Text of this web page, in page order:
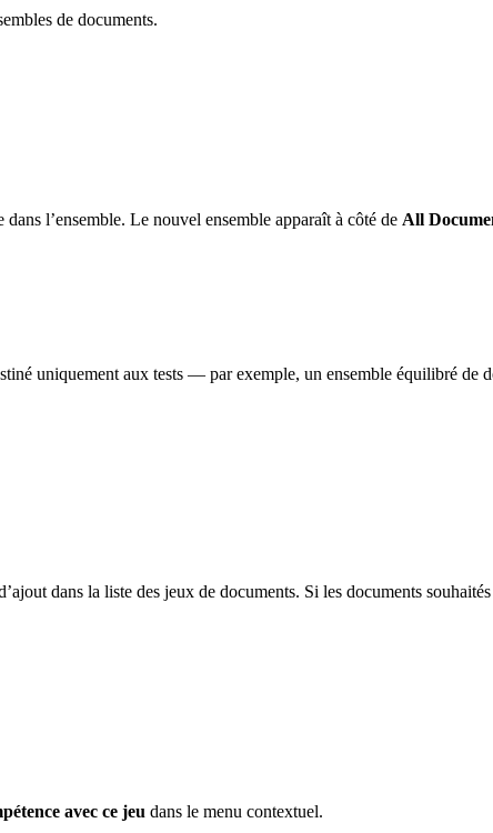
de documents.
l’ensemble. Le nouvel ensemble apparaît à côté de All
uniquement aux tests — par exemple, un ensemble équilibré de
dans la liste des jeux de documents. Si les documents
avec ce jeu dans le menu contextuel.